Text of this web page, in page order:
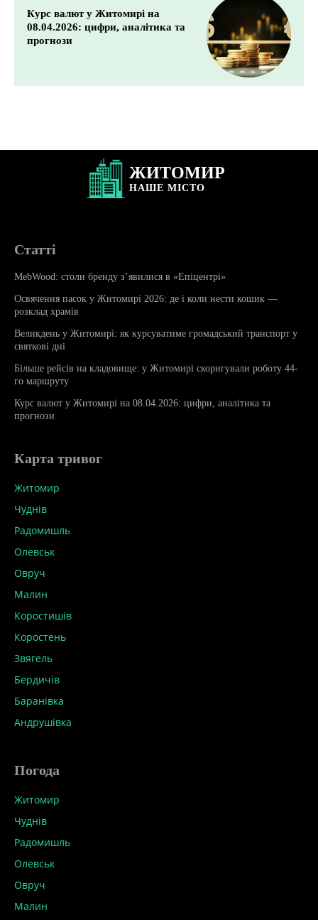
Курс валют у Житомирі на
08.04.2026: цифри, аналітика та
прогнози
ЖИТОМИР
НАШЕ МІСТО
Статті
MebWood: столи бренду з’явилися в «Епіцентрі»
Освячення пасок у Житомирі 2026: де і коли нести кошик —
розклад храмів
Великдень у Житомирі: як курсуватиме громадський транспорт у
святкові дні
Більше рейсів на кладовище: у Житомирі скоригували роботу 44-
го маршруту
Курс валют у Житомирі на 08.04.2026: цифри, аналітика та
прогнози
Карта тривог
Житомир
Чуднів
Радомишль
Олевськ
Овруч
Малин
Коростишів
Коростень
Звягель
Бердичів
Баранівка
Андрушівка
Погода
Житомир
Чуднів
Радомишль
Олевськ
Овруч
Малин